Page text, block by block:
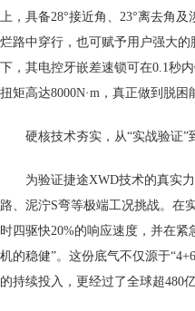
上，具备28°接近角、23°离去角
烂路中穿行，也可赋予用户强大
下，其电控牙嵌差速锁可在0.1秒
扭矩高达8000N·m，真正做到脱困
硬核技术夯实，从“实战验证”
为验证捷途XWD技术的真实
路、泥泞S弯等极端工况挑战。在
时四驱快20%的响应速度，并在紧
机的稳健”。这份底气不仅源于
的持续投入，更经过了全球超480